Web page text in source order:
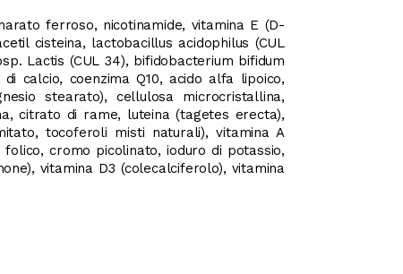
ferroso, nicotinamide, vitamina E (D-
cisteina, lactobacillus acidophilus (CUL
Lactis (CUL 34), bifidobacterium bifidum
calcio, coenzima Q10, acido alfa lipoico,
stearato), cellulosa microcristallina,
citrato di rame, luteina (tagetes erecta),
tocoferoli misti naturali), vitamina A
folico, cromo picolinato, ioduro di potassio,
vitamina D3 (colecalciferolo), vitamina